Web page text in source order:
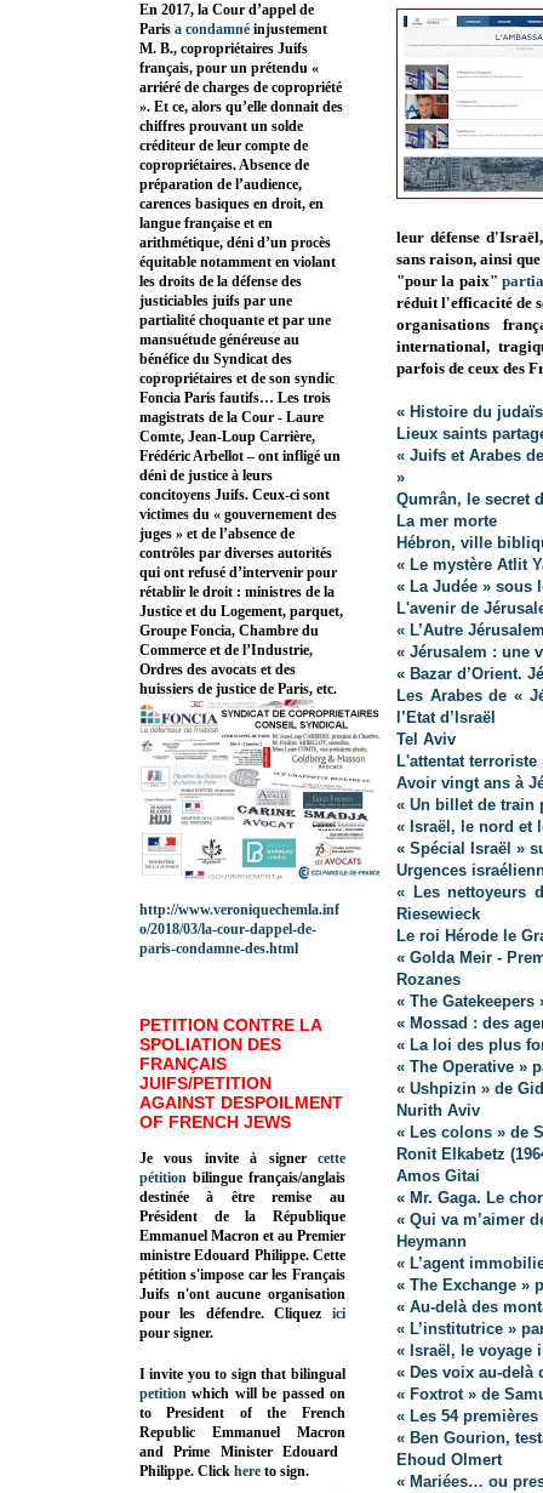
leur défense
sans raison, ainsi
"pour la paix"
réduit l'efficacité de
organisations
international,
parfois de ceux des
« Histoire du
Lieux saints
« Juifs et Arabes
»
Qumrân, le secret
La mer morte
Hébron, ville
« Le mystère Atlit
« La Judée » sous
L'avenir de
« L’Autre
« Jérusalem : une
« Bazar d’Orient.
Les Arabes de «
l’Etat d’Israël
Tel Aviv
L'attentat
Avoir vingt ans à
« Un billet de train
« Israël, le nord et
« Spécial Israël »
Urgences
« Les nettoyeurs
Riesewieck
Le roi Hérode le
« Golda Meir -
Rozanes
« The Gatekeepers
« Mossad : des
« La loi des plus
« The Operative »
« Ushpizin » de
Nurith Aviv
« Les colons » de
Ronit Elkabetz
Amos Gitai
« Mr. Gaga. Le
« Qui va m’aimer
Heymann
« L’agent
« The Exchange »
« Au-delà des
« L’institutrice »
« Israël, le voyage
« Des voix au-delà
« Foxtrot » de
« Les 54
« Ben Gourion,
Ehoud Olmert
« Mariées… ou
En 2017, la Cour d’appel de
Paris a condamné injustement
M. B., copropriétaires Juifs
français, pour un prétendu «
arriéré de charges de copropriété
». Et ce, alors qu’elle donnait des
chiffres prouvant un solde
créditeur de leur compte de
copropriétaires. Absence de
préparation de l’audience,
carences basiques en droit, en
langue française et en
arithmétique, déni d’un procès
équitable notamment en violant
les droits de la défense des
justiciables juifs par une
partialité choquante et par une
mansuétude généreuse au
bénéfice du Syndicat des
copropriétaires et de son syndic
Foncia Paris fautifs… Les trois
magistrats de la Cour - Laure
Comte, Jean-Loup Carrière,
Frédéric Arbellot – ont infligé un
déni de justice à leurs
concitoyens Juifs. Ceux-ci sont
victimes du « gouvernement des
juges » et de l’absence de
contrôles par diverses autorités
qui ont refusé d’intervenir pour
rétablir le droit : ministres de la
Justice et du Logement, parquet,
Groupe Foncia, Chambre du
Commerce et de l’Industrie,
Ordres des avocats et des
huissiers de justice de Paris, etc.
http://www.veroniquechemla.inf
o/2018/03/la-cour-dappel-de-
paris-condamne-des.html
PETITION CONTRE LA
SPOLIATION DES
FRANÇAIS
JUIFS/PETITION
AGAINST DESPOILMENT
OF FRENCH JEWS
Je vous invite à signer cette
pétition bilingue français/anglais
destinée à être remise au
Président de la République
Emmanuel Macron et au Premier
ministre Edouard Philippe. Cette
pétition s'impose car les Français
Juifs n'ont aucune organisation
pour les défendre. Cliquez
ici
pour signer.
I invite you to sign that bilingual
petition which will be passed on
to President of the French
Republic Emmanuel Macron
and Prime MinisterEdouard
Philippe. Click here to sign.